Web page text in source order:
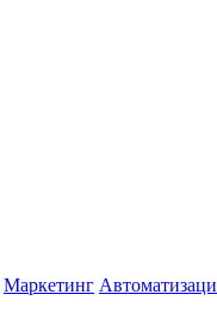
Маркетинг